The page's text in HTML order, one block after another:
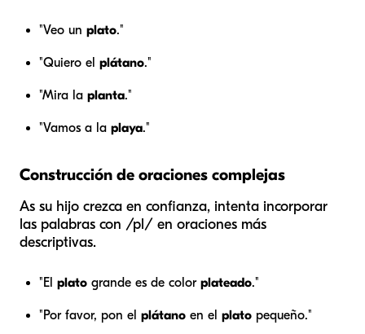
"Veo un plato."
"Quiero el plátano."
"Mira la planta."
"Vamos a la playa."
Construcción de oraciones complejas
As su hijo crezca en confianza, intenta incorporar
las palabras con /pl/ en oraciones más
descriptivas.
"El plato grande es de color plateado."
"Por favor, pon el plátano en el plato pequeño."